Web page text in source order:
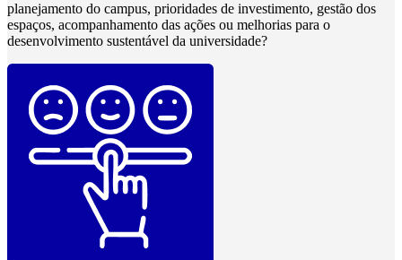
planejamento do campus, prioridades de investimento, gestão dos
espaços, acompanhamento das ações ou melhorias para o
desenvolvimento sustentável da universidade?